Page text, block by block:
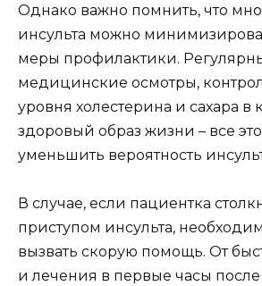
Однако важно помнить, что
инсульта можно
меры профилактики.
медицинские осмотры,
уровня холестерина и сахара в
здоровый образ жизни – все
уменьшить вероятность
В случае, если пациентка
приступом инсульта,
вызвать скорую помощь. От
и лечения в первые часы после